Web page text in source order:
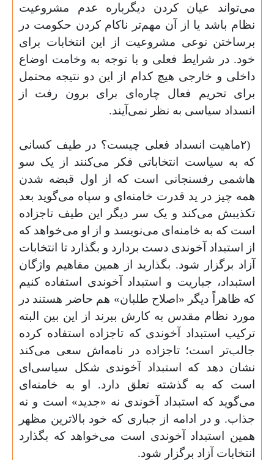
می‌تواند عیان کردن دیگرباره عدم مشروعیت
نظام باشد یا از آن مهم‌تر ناکام کردن حکومت در
برساختن نوعی مشروعیت از این انتخابات برای
خود. در شرایط فعلی و با توجه به وخامت اوضاع
داخلی و خارجی هیچ کدام از این دو نتیجه محتمل
برای تحریم فعال چاره‌ای برای برون رفت از
انسداد سیاسی به نظر نمی‌آیند.
۲)ماهیت انسداد فعلی چیست؟ در طیف کسانی
که به سیاست انتخاباتی فکر می‌کنند از یک سو
هاشمی رفسنجانی است که از اول قبضه شدن
همه چیز در ید قدرت خامنه‌ای و سپاه می‌گوید بعد
تکذیبش می‌کند و یک سر دیگر این طیف تاجزاده
است که به خامنه‌ای می‌نویسد و از او می‌خواهد که
از استبداد آخوندی دست بردارد و بگذارد تا انتخابات
آزاد برگزار شود. بگذارید از همین مفاهیم واژگان
استبداد، جباریت و استبداد آخوندی استفاده کنیم
که ظاهراً دیگر «اصلاح طلبان» هم حاضر هستند در
مورد نظام مقدس به کارش ببرند از این بین البته
ترکیب استبداد آخوندی که تاجزاده استفاده کرده
جالب‌تر است؛ تاجزاده در نامه‌اش سعی می‌کند
نشان دهد که استبداد آخوندی شکل سیاسی‌ای
است که به گذشته تعلق دارد. او به خامنه‌ای
می‌گوید که استبداد آخوندی نه «جدید» است و نه
جذاب. و در ادامه از جباری که خود بالا‌ترین مظهر
همین استبداد آخوندی است می‌خواهد که بگذارد
انتخابات آزاد برگزار شود.